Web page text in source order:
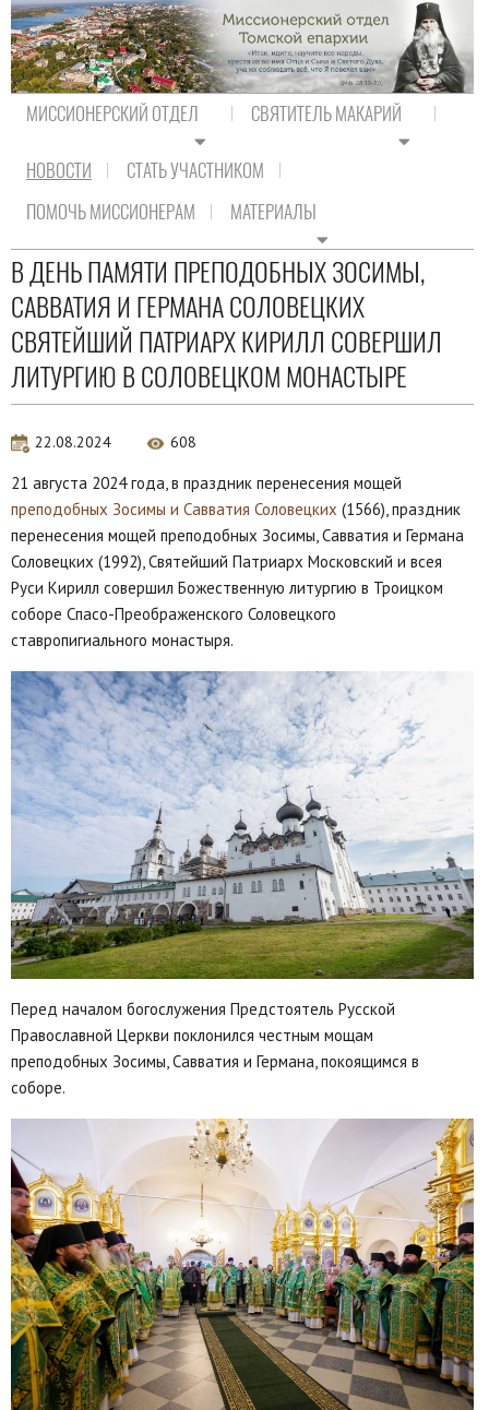
МИССИОНЕРСКИЙ ОТДЕЛ СВЯТИТЕЛЬ МАКАРИЙ
НОВОСТИ
СТАТЬ УЧАСТНИКОМ
ПОМОЧЬ МИССИОНЕРАМ
МАТЕРИАЛЫ
Новости Православия
В ДЕНЬ ПАМЯТИ ПРЕПОДОБНЫХ ЗОСИМЫ,
САВВАТИЯ И ГЕРМАНА СОЛОВЕЦКИХ
СВЯТЕЙШИЙ ПАТРИАРХ КИРИЛЛ СОВЕРШИЛ
ЛИТУРГИЮ В СОЛОВЕЦКОМ МОНАСТЫРЕ
22.08.2024 608
21 августа 2024 года, в праздник перенесения мощей
преподобных Зосимы и Савватия Соловецких (1566), праздник
перенесения мощей преподобных Зосимы, Савватия и Германа
Соловецких (1992), Святейший Патриарх Московский и всея
Руси Кирилл совершил Божественную литургию в Троицком
соборе Спасо-Преображенского Соловецкого
ставропигиального монастыря.
Перед началом богослужения Предстоятель Русской
Православной Церкви поклонился честным мощам
преподобных Зосимы, Савватия и Германа, покоящимся в
соборе.